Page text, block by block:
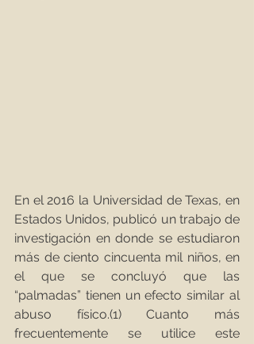
En el 2016 la Universidad de Texas, en
Estados Unidos, publicó un trabajo de
investigación en donde se estudiaron
más de ciento cincuenta mil niños, en
el que se concluyó que las
“palmadas” tienen un efecto similar al
abuso físico.(1) Cuanto más
frecuentemente se utilice este